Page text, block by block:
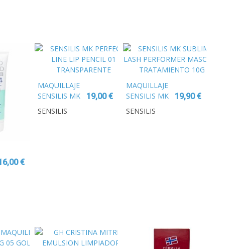
€
MAQUILLAJE
SENSILIS MK
PERFECT LINE
LIP PENCIL 01
19,00 €
SENSILIS
MAQUILLAJE
SENSILIS MK
SUBLIME
LASH
19,90 €
SENSILIS